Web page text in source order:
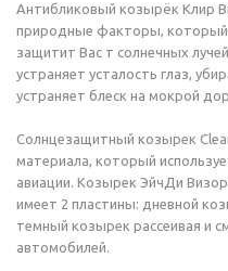
Антибликовый козырёк Клир
природные факторы, который
защитит Вас т солнечных
устраняет усталость глаз,
устраняет блеск на мокрой
Солнцезащитный козырек
материала, который
авиации. Козырек ЭйчДи
имеет 2 пластины: дневной
темный козырек рассеивая и
автомобилей.